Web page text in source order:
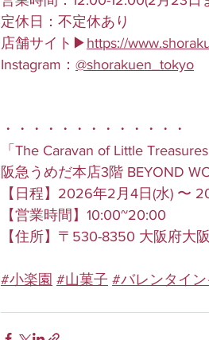
定休日：不定休あり
店舗サイト▶︎ https://
Instagram： @shorakuen_tokyo
・・・・・・・・・・・・・
「The Caravan of Little Treasures
阪急うめだ本店3階 BEYOND
【日程】2026年2月4日(水) 〜
【営業時間】10:00~20:00
【住所】〒530-8350 大阪府大
#小楽園 #山菓子 #バレンタイン